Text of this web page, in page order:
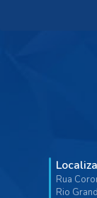
Rua
Rio